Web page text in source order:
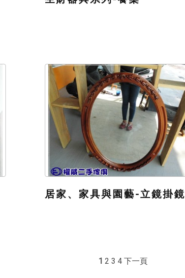
居家、家具與園藝-立鏡掛鏡
1 2 3 4 下一頁